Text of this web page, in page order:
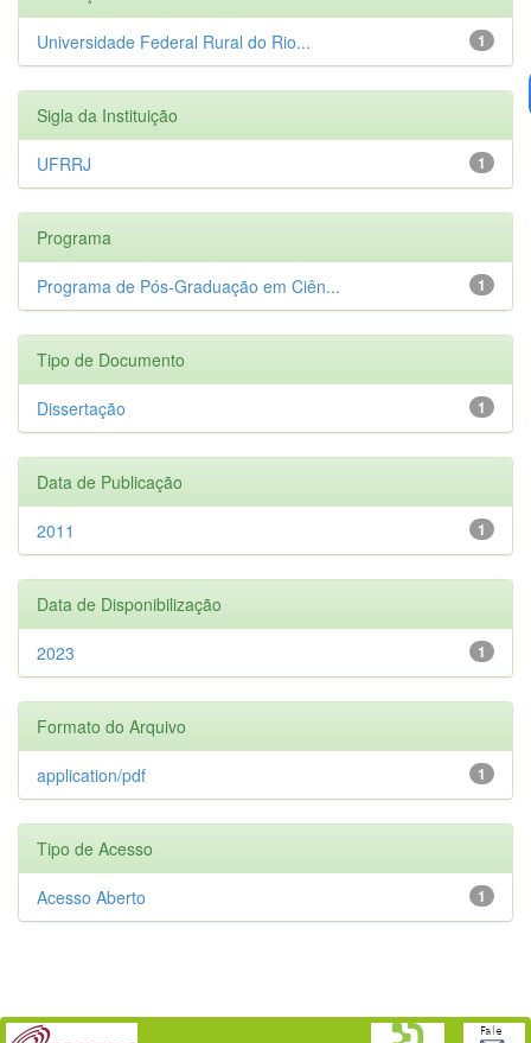
1
Universidade Federal Rural do Rio...
Sigla da Instituição
1
UFRRJ
Programa
1
Programa de Pós-Graduação em Ciên...
Tipo de Documento
1
Dissertação
Data de Publicação
1
2011
Data de Disponibilização
1
2023
Formato do Arquivo
1
application/pdf
Tipo de Acesso
1
Acesso Aberto